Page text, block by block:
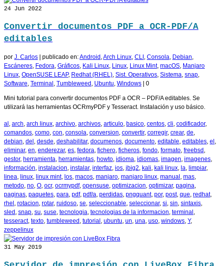
24 Jun 2022
Convertir documentos PDF a OCR-PDF/A
editables
por J. Carlos publicado en:Android ,Arch Linux, CLI , Consola, Debian,
Escáneres, Fedora, Gráficos, Kali Linux, Linux, Linux Mint, macOS, Manjaro
Linux, OpenSUSE LEAP, Redhat (RHEL), Sist. Operativos, Sistema, snap,
Software, Terminal , Tumbleweed , Ubuntu, Windows 0
Mini tutorial para convertir documentos PDF a OCR – PDF/A editables. Se
utilizará las herramientas OCRmyPDF y Tesseract. Instalación y uso básico.
al , arch, arch linux, archivo, archivos, articulo, basico, centos, cli, codificador,
comandos, como, con, consola, conversion, convertir, corregir, crear, de,
debian, del , desde, deshabilitar, documenos, documento, editable, editables, el ,
eliminar, en, enderezar, es, fedora, fichero, ficheros, fondo, formato, freebsd ,
gestor, herramienta, herramientas, howto, idioma, idiomas, imagen, imagenes,
información, instalacion, instalar, interfaz, ios, jbig2, kali, kali linux, la, limpiar,
linea, linux, linux mint, los, macos, manjaro, manjaro linux, manual , mas,
metodo, no, O, ocr, ocrmypdf, opensuse, optimizacion, optimizar, pagina,
paginas, paquetes, para, pdf, pdf/a, perdidas, pngquant, por, post, que, redhat,
rhel , rotacion, rotar, ruidoso, se, seleccionable, seleccionar, si, sin, sintaxis,
sled , snap, su, suse, tecnologia, tecnologias de la informacion, terminal ,
tesseract, texto, tumbleweed , tutorial , ubuntu, un, una, uso, windows, Y,
zeppelinux
31 May 2019